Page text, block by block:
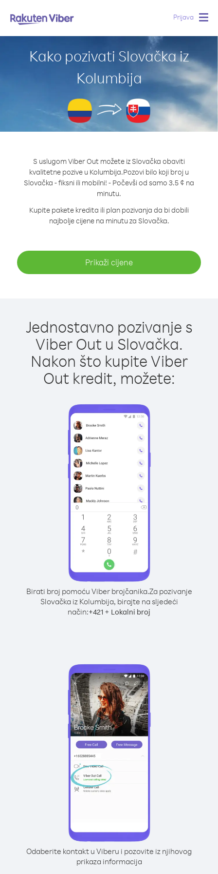
Prijava
Kako pozivati Slovačka iz
Kolumbija
S uslugom Viber Out možete iz Slovačka obaviti
kvalitetne pozive u Kolumbija.Pozovi bilo koji broj u
Slovačka - fiksni ili mobilni! - Počevši od samo 3.5 ¢ na
minutu.
Kupite pakete kredita ili plan pozivanja da bi dobili
najbolje cijene na minutu za Slovačka.
Prikaži cijene
Jednostavno pozivanje s
Viber Out u Slovačka.
Nakon što kupite Viber
Out kredit, možete:
Birati broj pomoću Viber brojčanika.Za pozivanje
Slovačka iz Kolumbija, birajte na sljedeći
način:+421 + Lokalni broj
Odaberite kontakt u Viberu i pozovite iz njihovog
prikaza informacija